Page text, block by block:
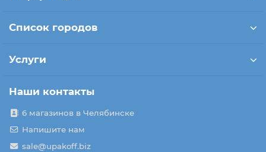
Список городов
Услуги
Наши контакты
6 магазинов в Челябинске
Напишите нам
sale@upakoff.biz